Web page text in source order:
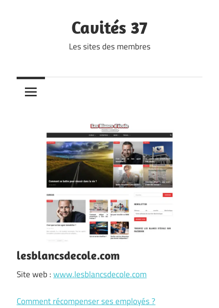
Cavités 37
Les sites des membres
lesblancsdecole.com
Site web :www.lesblancsdecole.com
Comment récompenser ses employés ?